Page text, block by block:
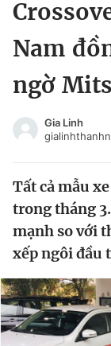
Chuyên mục khác
Chào ngày mới
Video
Sản phẩm khác
Tiện ích
Thông tin tòa
Đổi mật
Tin đã lưu
Tin đã xem
Đăng xuất
Nam
ngờ
Gia Linh
Tất cả mẫu
trong tháng
mạnh so với
xếp ngôi đầu